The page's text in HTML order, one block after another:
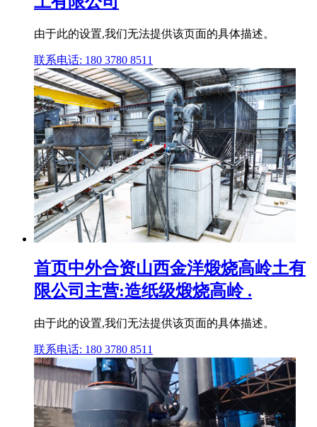
由于此的设置,我们无法提供该页面的具体描述。
联系电话: 180 3780 8511
首页中外合资山西金洋煅烧高岭土有
限公司主营:造纸级煅烧高岭 .
由于此的设置,我们无法提供该页面的具体描述。
联系电话: 180 3780 8511